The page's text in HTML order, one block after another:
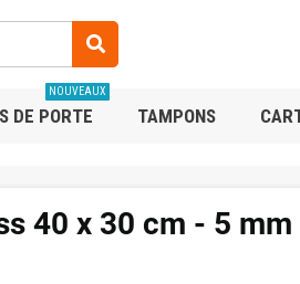
DE PORTE
NOUVEAUX
TAMPONS
40 x 30 cm - 5 mm